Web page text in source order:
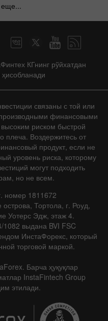
еще...
КГнинг рўйхатдан
ҳисобланади
связаны с той или
финансовыми
риском быстрой
плеча. Воздержитесь от
продукт, если не
уровень риска, которому
могут подходить
но не всем.
номер 1811672
Тортола, г. Роуд,
Уотерс Эдж, этаж 4.
выдана BVI FSC
ИнстаФорекс, который
торговой маркой.
Барча ҳуқуқлар
InstaFintech Group
этилади.